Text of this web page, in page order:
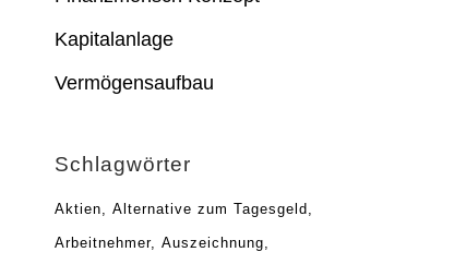
Kapitalanlage
Vermögensaufbau
Schlagwörter
Aktien Alternative zum Tagesgeld
Arbeitnehmer Auszeichnung